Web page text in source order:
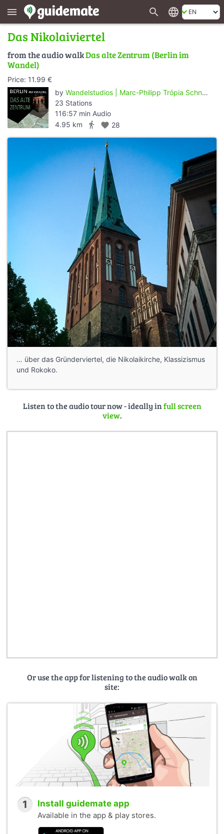
menu search language
Das Nikolaiviertel
from the audio walkDas alte Zentrum (Berlin im
Wandel)
Price: 11.99 €
by Wandelstudios | Marc-Philipp Trópia Schneider
23 Stations
116:57 min Audio
4.95 km
directions_walk favorite 28
… über das Gründerviertel, die Nikolaikirche, Klassizismus
und Rokoko.
Listen to the audio tour now - ideally infull screen
view.
Or use the app for listening to the audio walk on
site:
1 Install guidemate app
Available in the app & play stores.